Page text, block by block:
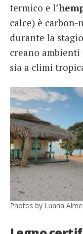
termico e l’
calce) è carbon-
durante la
creano
sia a climi
Photos by Luana